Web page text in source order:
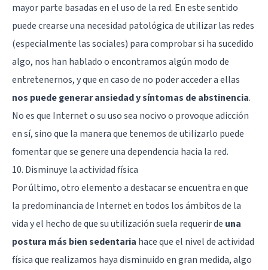
mayor parte basadas en el uso de la red. En este sentido
puede crearse una necesidad patológica de utilizar las redes
(especialmente las sociales) para comprobar si ha sucedido
algo, nos han hablado o encontramos algún modo de
entretenernos, y que en caso de no poder acceder a ellas
nos puede generar ansiedad y síntomas de abstinencia.
No es que Internet o su uso sea nocivo o provoque adicción
en sí, sino que la manera que tenemos de utilizarlo puede
fomentar que se genere una dependencia hacia la red.
10. Disminuye la actividad física
Por último, otro elemento a destacar se encuentra en que
la predominancia de Internet en todos los ámbitos de la
vida y el hecho de que su utilización suela requerir de una
postura más bien sedentaria hace que el nivel de actividad
física que realizamos haya disminuido en gran medida, algo